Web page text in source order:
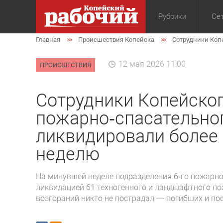
Рубрики
Общество
Главная Происшествия Копейска Сотрудники
ПРОИСШЕСТВИЯ 12 мая 2026 11:00
Сотрудники
ликвидировали
неделю
На минувшей неделе подразделения 6‑го
ликвидацией 61 техногенного и ландшафтного
возгораний никто не пострадал — погибших и